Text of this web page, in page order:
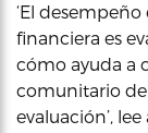
‘El
financiera es
cómo ayuda a
comunitario de
evaluación’,